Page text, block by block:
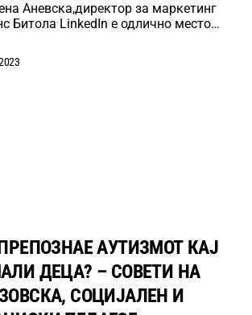
Аневска,директор за маркетинг
Битола LinkedIn е одлично место…
АУТИЗМОТ КАЈ
ДЕЦА? – СОВЕТИ НА
СОЦИЈАЛЕН И